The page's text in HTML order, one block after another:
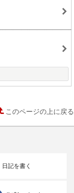
このページの上に戻る
日記を書く